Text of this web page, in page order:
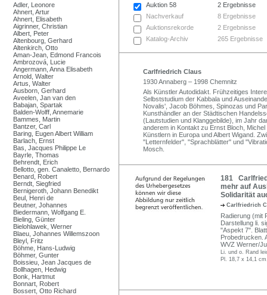
Adler, Leonore
Ahnert, Artur
Ahnert, Elisabeth
Aigrinner, Christian
Albert, Peter
Altenbourg, Gerhard
Altenkirch, Otto
Aman-Jean, Edmond Francois
Ambrozová, Lucie
Angermann, Anna Elisabeth
Arnold, Walter
Artus, Walter
Ausborn, Gerhard
Aveelen, Jan van den
Babajan, Spartak
Balden-Wolff, Annemarie
Bammes, Martin
Bantzer, Carl
Baring, Eugen Albert William
Barlach, Ernst
Bas, Jacques Philippe Le
Bayrle, Thomas
Behrendt, Erich
Bellotto, gen. Canaletto, Bernardo
Benard, Robert
Berndt, Siegfried
Bernigeroth, Johann Benedikt
Beul, Henri de
Beutner, Johannes
Biedermann, Wolfgang E.
Bieling, Günter
Bielohlawek, Werner
Blaeu, Johannes Willemszoon
Bleyl, Fritz
Böhme, Hans-Ludwig
Böhmer, Gunter
Boissieu, Jean Jacques de
Bollhagen, Hedwig
Bonk, Hartmut
Bonnart, Robert
Bossert, Otto Richard
Auktion 58
2 Ergebnisse
Nachverkauf
8 Ergebnisse
Auktionsrekorde
2 Ergebnisse
Katalog-Archiv
265 Ergebnisse
Carlfriedrich Claus
1930 Annaberg – 1998 Chemnitz
Als Künstler Autodidakt. Frühzeitiges
Selbststudium der Kabbala und
Novalis', Jacob Böhmes, Spinozas und
Kunsthändler an der Städtischen
(Lautstudien und Klanggebilde), im Jahr
anderem in Kontakt zu Ernst Bloch,
Künstlern in Europa und Albert Wigand.
"Letternfelder", "Sprachblätter" und
Mosch.
181
mehr auf
Solidarität
Carlfriedrich
Radierung (mit
Darstellung li.
"Aspekt 7".
Probedrucken.
WVZ Werner/
Li. und o. Rand
Pl. 18,7 x 14,1